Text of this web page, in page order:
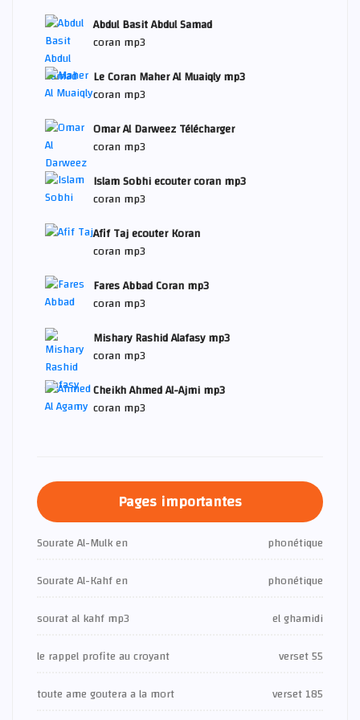
Abdul Basit Abdul Samad
coran mp3
Le Coran Maher Al Muaiqly mp3
coran mp3
Omar Al Darweez Télécharger
coran mp3
Islam Sobhi ecouter coran mp3
coran mp3
Afif Taj ecouter Koran
coran mp3
Fares Abbad Coran mp3
coran mp3
Mishary Rashid Alafasy mp3
coran mp3
Cheikh Ahmed Al-Ajmi mp3
coran mp3
Pages importantes
Sourate Al-Mulk en
phonétique
Sourate Al-Kahf en
phonétique
sourat al kahf mp3
el ghamidi
le rappel profite au croyant
verset 55
toute ame goutera a la mort
verset 185